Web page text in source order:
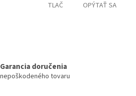
TLAČ OPÝTAŤ SA
Garancia doručenia
nepoškodeného tovaru